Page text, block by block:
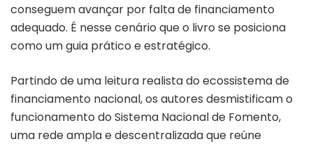
conseguem avançar por falta de financiamento
adequado. É nesse cenário que o livro se posiciona
como um guia prático e estratégico.
Partindo de uma leitura realista do ecossistema de
financiamento nacional, os autores desmistificam o
funcionamento do Sistema Nacional de Fomento,
uma rede ampla e descentralizada que reúne